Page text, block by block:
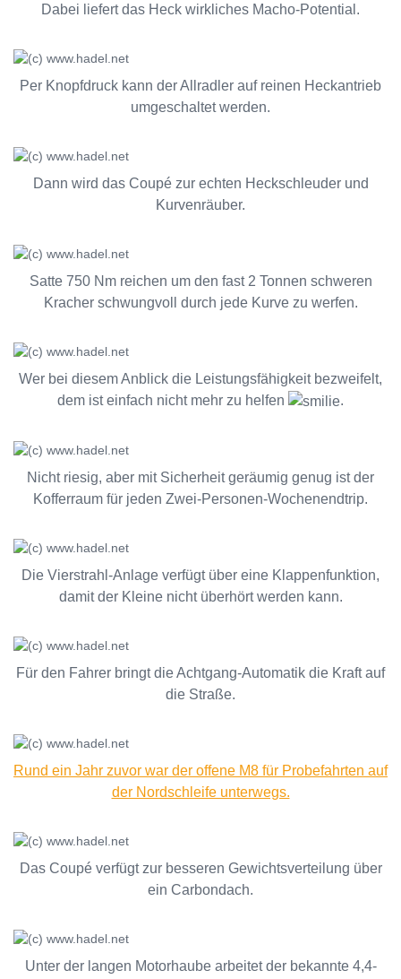
Dabei liefert das Heck wirkliches Macho-Potential.
Per Knopfdruck kann der Allradler auf reinen Heckantrieb
umgeschaltet werden.
Dann wird das Coupé zur echten Heckschleuder und
Kurvenräuber.
Satte 750 Nm reichen um den fast 2 Tonnen schweren
Kracher schwungvoll durch jede Kurve zu werfen.
Wer bei diesem Anblick die Leistungsfähigkeit bezweifelt,
dem ist einfach nicht mehr zu helfen
.
Nicht riesig, aber mit Sicherheit geräumig genug ist der
Kofferraum für jeden Zwei-Personen-Wochenendtrip.
Die Vierstrahl-Anlage verfügt über eine Klappenfunktion,
damit der Kleine nicht überhört werden kann.
Für den Fahrer bringt die Achtgang-Automatik die Kraft auf
die Straße.
Rund ein Jahr zuvor war der offene M8 für Probefahrten auf
der Nordschleife unterwegs.
Das Coupé verfügt zur besseren Gewichtsverteilung über
ein Carbondach.
Unter der langen Motorhaube arbeitet der bekannte 4,4-